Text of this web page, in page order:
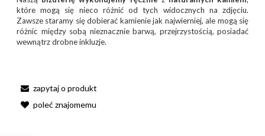
które mogą się nieco różnić od tych widocznych na zdjęciu.
Zawsze staramy się dobierać kamienie jak najwierniej, ale mogą się
różnic między sobą nieznacznie barwą, przejrzystością, posiadać
wewnątrz drobne inkluzje.
zapytaj o produkt
poleć znajomemu